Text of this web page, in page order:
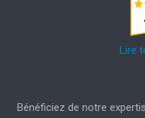
Lire
Bénéficiez de notre